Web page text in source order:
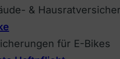
&
für E-Bikes